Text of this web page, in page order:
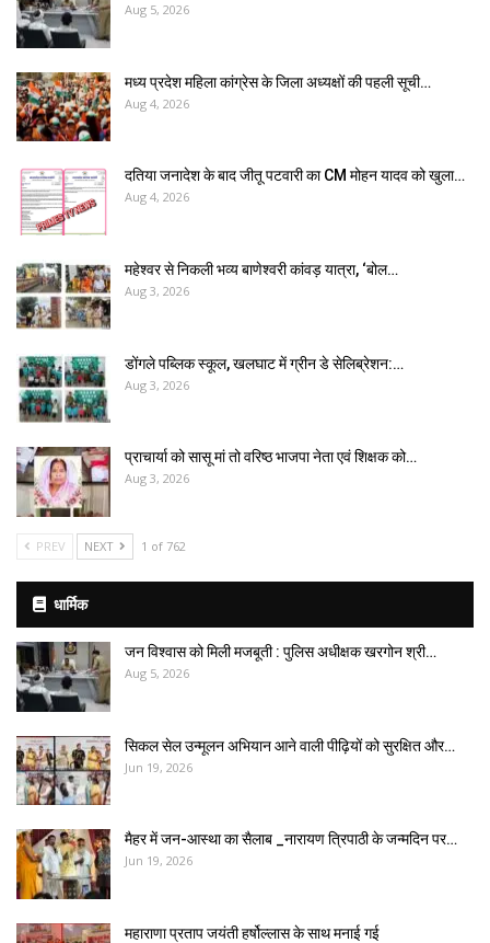
Aug 5, 2026
मध्य प्रदेश महिला कांग्रेस के जिला अध्यक्षों की पहली सूची…
Aug 4, 2026
दतिया जनादेश के बाद जीतू पटवारी का CM मोहन यादव को खुला…
Aug 4, 2026
महेश्वर से निकली भव्य बाणेश्वरी कांवड़ यात्रा, ‘बोल…
Aug 3, 2026
डोंगले पब्लिक स्कूल, खलघाट में ग्रीन डे सेलिब्रेशन:…
Aug 3, 2026
प्राचार्या को सासू मां तो वरिष्ठ भाजपा नेता एवं शिक्षक को…
Aug 3, 2026
PREV NEXT 1 of 762
धार्मिक
जन विश्वास को मिली मजबूती : पुलिस अधीक्षक खरगोन श्री…
Aug 5, 2026
सिकल सेल उन्मूलन अभियान आने वाली पीढ़ियों को सुरक्षित और…
Jun 19, 2026
मैहर में जन-आस्था का सैलाब _नारायण त्रिपाठी के जन्मदिन पर…
Jun 19, 2026
महाराणा प्रताप जयंती हर्षोल्लास के साथ मनाई गई